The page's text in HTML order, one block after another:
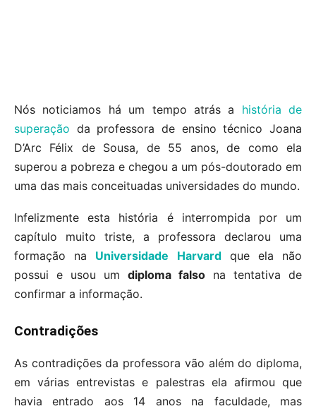
Nós noticiamos há um tempo atrás a história de
superação da professora de ensino técnico Joana
D’Arc Félix de Sousa, de 55 anos, de como ela
superou a pobreza e chegou a um pós-doutorado em
uma das mais conceituadas universidades do mundo.
Infelizmente esta história é interrompida por um
capítulo muito triste, a professora declarou uma
formação na Universidade Harvardque ela não
possui e usou um diploma falso na tentativa de
confirmar a informação.
Contradições
As contradições da professora vão além do diploma,
em várias entrevistas e palestras ela afirmou que
havia entrado aos 14 anos na faculdade, mas